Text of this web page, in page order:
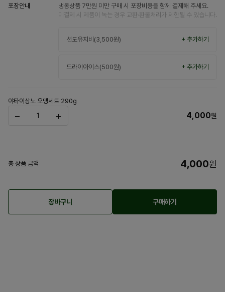
포장안내
냉동상품 7만원 미만 구매 시 포장비용을 함께 결제해 주세요.
미결제 시 제품이 녹는 경우 교환·환불처리가 제한될 수 있습니다.
선도유지비(3,500원) + 추가하기
드라이아이스(500원) + 추가하기
야타이상노 오뎅세트 290g
4,000원
총 상품 금액 4,000원
장바구니 구매하기